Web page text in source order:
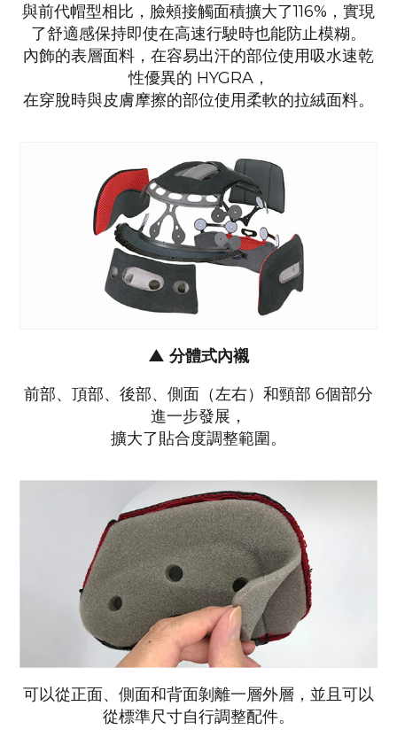
與前代帽型相比，臉頰接觸面積擴大了116%， 實現
了舒適感保持即使在高速行駛時也能防止模糊。
內飾的表層面料， 在容易出汗的部位使用吸水速乾
性優異的 HYGRA，
在穿脫時與皮膚摩擦的部位使用柔軟的拉絨面料。
▲ 分體式內襯
前部、頂部、後部、側面（左右）和頸部 6個部分
進一步發展，
擴大了貼合度調整範圍。
可以從正面、側面和背面剝離一層外層，並且可以
從標準尺寸自行調整配件。